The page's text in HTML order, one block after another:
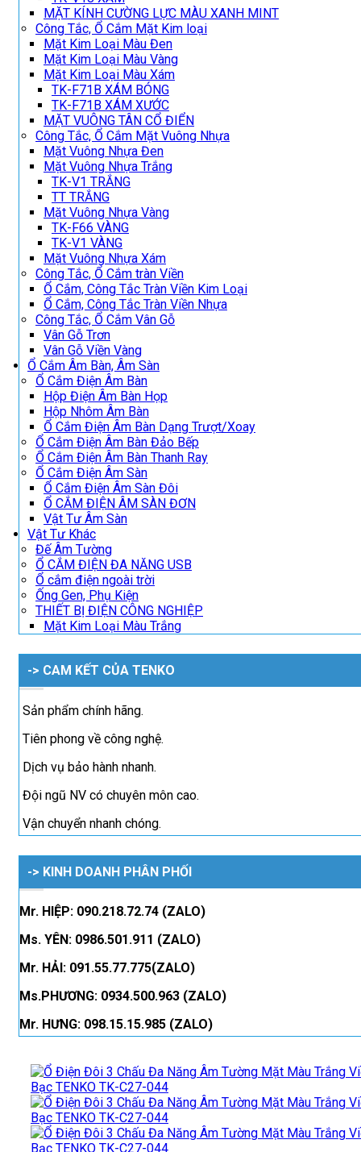
MẶT KÍNH CƯỜNG LỰC MÀU XANH MINT
Công Tắc, Ổ Cắm Mặt Kim loại
Mặt Kim Loại Màu Đen
Mặt Kim Loại Màu Vàng
Mặt Kim Loại Màu Xám
TK-F71B XÁM BÓNG
TK-F71B XÁM XƯỚC
MẶT VUÔNG TÂN CỔ ĐIỂN
Công Tắc, Ổ Cắm Mặt Vuông Nhựa
Mặt Vuông Nhựa Đen
Mặt Vuông Nhựa Trắng
TK-V1 TRẮNG
TT TRẮNG
Mặt Vuông Nhựa Vàng
TK-F66 VÀNG
TK-V1 VÀNG
Mặt Vuông Nhựa Xám
Công Tắc, Ổ Cắm tràn Viền
Ổ Cắm, Công Tắc Tràn Viền Kim Loại
Ổ Cắm, Công Tắc Tràn Viền Nhựa
Công Tắc, Ổ Cắm Vân Gỗ
Vân Gỗ Trơn
Vân Gỗ Viền Vàng
Ổ Cắm Âm Bàn, Âm Sàn
Ổ Cắm Điện Âm Bàn
Hộp Điện Âm Bàn Họp
Hộp Nhôm Âm Bàn
Ổ Cắm Điện Âm Bàn Dạng Trượt/Xoay
Ổ Cắm Điện Âm Bàn Đảo Bếp
Ổ Cắm Điện Âm Bàn Thanh Ray
Ổ Cắm Điện Âm Sàn
Ổ Cắm Điện Âm Sàn Đôi
Ổ CẮM ĐIỆN ÂM SÀN ĐƠN
Vật Tư Âm Sàn
Vật Tư Khác
Đế Âm Tường
Ổ CẮM ĐIỆN ĐA NĂNG USB
Ổ cắm điện ngoài trời
Ống Gen, Phụ Kiện
THIẾT BỊ ĐIỆN CÔNG NGHIỆP
Mặt Kim Loại Màu Trắng
-> CAM KẾT CỦA TENKO
Sản phẩm chính hãng.
Tiên phong về công nghệ.
Dịch vụ bảo hành nhanh.
Đội ngũ NV có chuyên môn cao.
Vận chuyển nhanh chóng.
-> KINH DOANH PHÂN PHỐI
Mr. HIỆP: 090.218.72.74 (ZALO)
Ms. YÊN: 0986.501.911 (ZALO)
Mr. HẢI: 091.55.77.775(ZALO)
Ms.PHƯƠNG: 0934.500.963 (ZALO)
Mr. HƯNG: 098.15.15.985 (ZALO)